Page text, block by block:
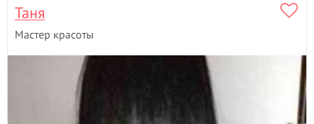
Таня
Мастер красоты